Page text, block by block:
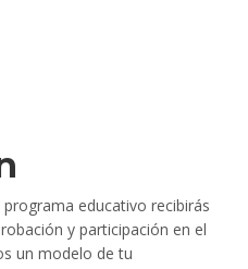
educativo recibirás
y participación en el
un modelo de tu